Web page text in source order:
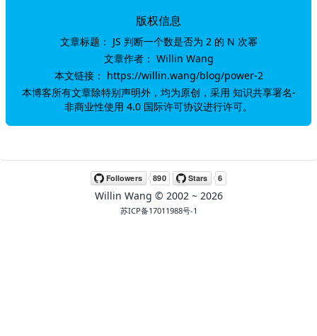
版权信息
文章标题： JS 判断一个数是否为 2 的 N 次幂
文章作者： Willin Wang
本文链接： https://willin.wang/blog/power-2
本博客所有文章除特别声明外，均为原创，采用 知识共享署名-
非商业性使用 4.0 国际许可协议进行许可。
Willin Wang © 2002 ~ 2026
苏ICP备17011988号-1